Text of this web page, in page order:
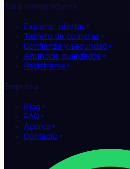
Para compradores
Explorar ofertas
Tablero de compras
Confianza y seguridad
Anuncios guardados
Registrarse
Empresa
Blog
FAQ
Acerca
Contacto